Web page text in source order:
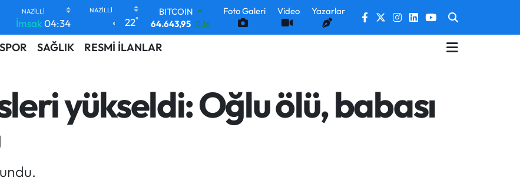
İmsak04:34 22°
64.643,95
DOLAR
47,6704
64,2143
GRAM ALTIN
6500.87 0.12
Foto Galeri Video Yazarlar
SPOR SAĞLIK RESMİ İLANLAR
yükseldi: Oğlu ölü, babası